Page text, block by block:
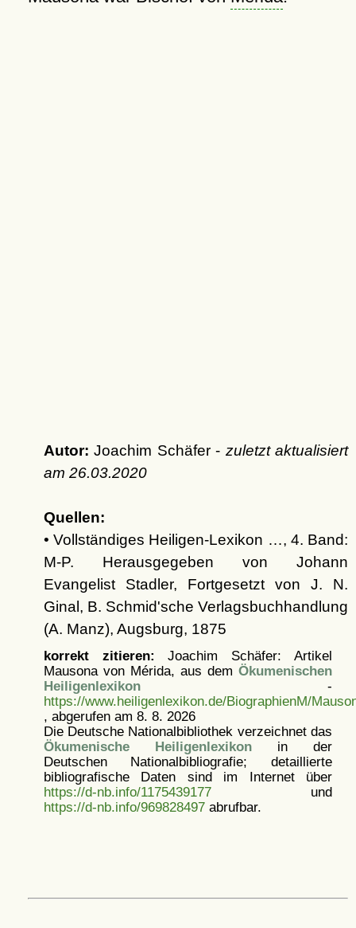
Autor: Joachim Schäfer - zuletzt aktualisiert
am 26.03.2020
Quellen:
• Vollständiges Heiligen-Lexikon …, 4. Band:
M-P. Herausgegeben von Johann
Evangelist Stadler, Fortgesetzt von J. N.
Ginal, B. Schmid'sche Verlagsbuchhandlung
(A. Manz), Augsburg, 1875
korrekt zitieren: Joachim Schäfer: Artikel
Mausona von Mérida, aus dem Ökumenischen
Heiligenlexikon-
https://www.heiligenlexikon.de/BiographienM/
, abgerufen am 8. 8. 2026
Die Deutsche Nationalbibliothek verzeichnet das
Ökumenische Heiligenlexikonin der
Deutschen Nationalbibliografie; detaillierte
bibliografische Daten sind im Internet über
https://d-nb.info/1175439177und
https://d-nb.info/969828497abrufbar.